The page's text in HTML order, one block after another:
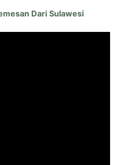
Dari Sulawesi